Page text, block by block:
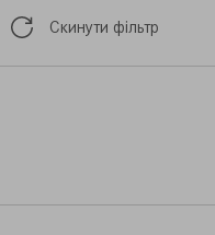
Скинути фільтр